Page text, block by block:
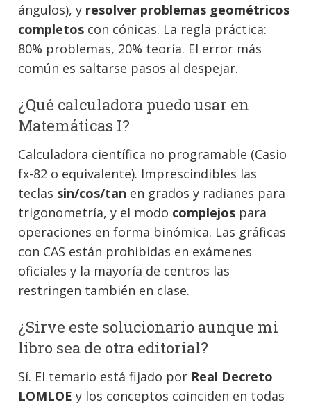
ángulos), y resolver problemas geométricos
completos con cónicas. La regla práctica:
80% problemas, 20% teoría. El error más
común es saltarse pasos al despejar.
¿Qué calculadora puedo usar en
Matemáticas I?
Calculadora científica no programable (Casio
fx-82 o equivalente). Imprescindibles las
teclas sin/cos/tan en grados y radianes para
trigonometría, y el modo complejos para
operaciones en forma binómica. Las gráficas
con CAS están prohibidas en exámenes
oficiales y la mayoría de centros las
restringen también en clase.
¿Sirve este solucionario aunque mi
libro sea de otra editorial?
Sí. El temario está fijado por Real Decreto
LOMLOE y los conceptos coinciden en todas